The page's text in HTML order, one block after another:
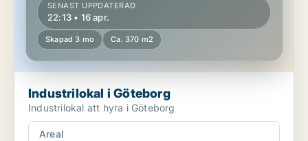
SENAST UPPDATERAD
22:13 • 16 apr.
Skapad 3 mo Ca. 370 m2
Industrilokal i Göteborg
Industrilokal att hyra i Göteborg
Areal